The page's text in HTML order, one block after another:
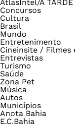
AtlasIntel/A TARDE
Concursos
Cultura
Brasil
Mundo
Entretenimento
Cineinsite / Filmes
Entrevistas
Turismo
Saúde
Zona Pet
Música
Autos
Municípios
Anota Bahia
E.C.Bahia